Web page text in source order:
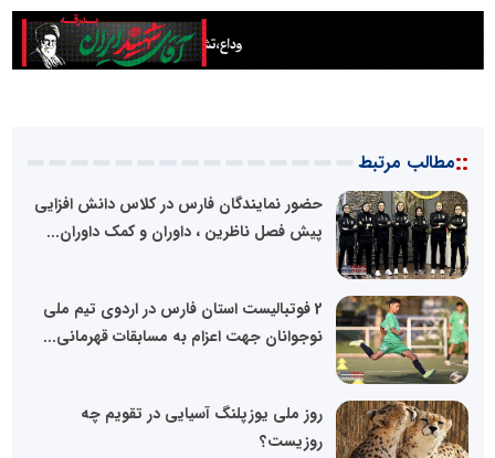
::مطالب مرتبط
حضور نمایندگان فارس در کلاس دانش افزایی
پیش فصل ناظرین ، داوران و کمک داوران...
2 فوتبالیست استان فارس در اردوی تیم ملی
نوجوانان جهت اعزام به مسابقات قهرمانی...
روز ملی یوزپلنگ آسیایی در تقویم چه
روزیست؟